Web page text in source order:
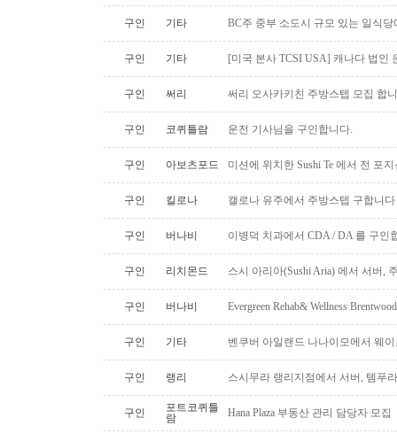
구인 기타 BC주 중부 소도시 규모 있는 일식
구인 기타 [미국 본사 TCSI USA] 캐나다 법인
구인 써리 써리 오사카키친 주방스텝 모집 합
구인 코퀴틀람 운전 기사님을 구인합니다.
구인 아보츠포드 미션에 위치한 Sushi Te 에서 전 포
구인 킬로나 캘로나 유주에서 주방스텝 구합니다
구인 버나비 이병덕 치과에서 CDA / DA 를 구인
구인 리치몬드 스시 아리아(Sushi Aria) 에서 서버,
구인 버나비 Evergreen Rehab& Wellness
구인 기타 벤쿠버 아일랜드 나나이모에서 웨
구인 랭리 스시무라 랭리지점에서 서버, 템푸
구인
포트코퀴틀
람
Hana Plaza 부동산 관리 담당자 모집